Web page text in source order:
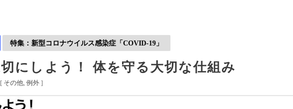
特集：新型コロナウイルス感染症「COVID-19」
切にしよう！ 体を守る大切な仕組み
その他 例外 ]